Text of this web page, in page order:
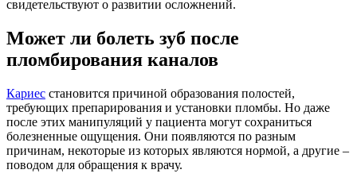
свидетельствуют о развитии осложнений.
Может ли болеть зуб после
пломбирования каналов
Кариес становится причиной образования полостей,
требующих препарирования и установки пломбы. Но даже
после этих манипуляций у пациента могут сохраниться
болезненные ощущения. Они появляются по разным
причинам, некоторые из которых являются нормой, а другие –
поводом для обращения к врачу.